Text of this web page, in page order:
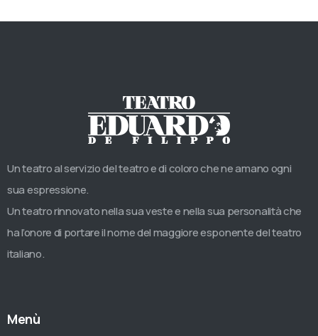
Un teatro al servizio del teatro e di coloro che ne amano ogni
sua espressione.
Un teatro rinnovato nella sua veste e nella sua personalità che
ha l’onore di portare il nome del maggiore esponente del teatro
italiano.
Menù